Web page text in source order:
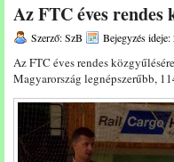
Az FTC éves
Szerző: SzB Bejegyzés
Az FTC éves rendes
Magyarország legnépszerűbb,